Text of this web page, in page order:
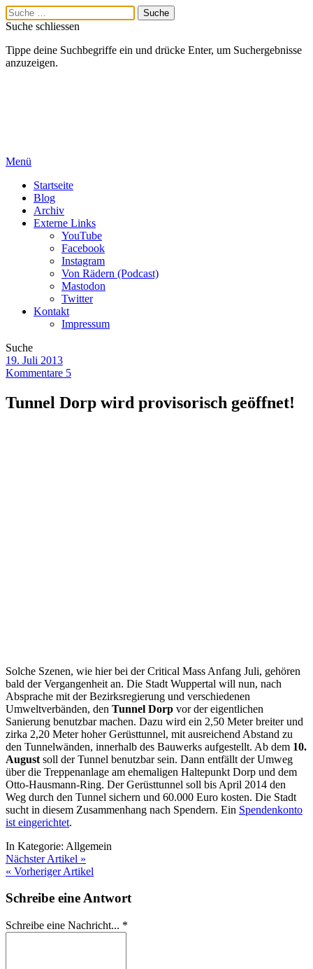
Suche schliessen
Tippe deine Suchbegriffe ein und drücke Enter, um Suchergebnisse
anzuzeigen.
Menü
Startseite
Blog
Archiv
Externe Links
YouTube
Facebook
Instagram
Von Rädern (Podcast)
Mastodon
Twitter
Kontakt
Impressum
Suche
19. Juli 2013
Kommentare 5
Tunnel Dorp wird provisorisch geöffnet!
Solche Szenen, wie hier bei der Critical Mass Anfang Juli, gehören
bald der Vergangenheit an. Die Stadt Wuppertal will nun, nach
Absprache mit der Bezirksregierung und verschiedenen
Umweltverbänden, den Tunnel Dorp vor der eigentlichen
Sanierung benutzbar machen. Dazu wird ein 2,50 Meter breiter und
zirka 2,20 Meter hoher Gerüsttunnel, mit ausreichend Abstand zu
den Tunnelwänden, innerhalb des Bauwerks aufgestellt. Ab dem 10.
August soll der Tunnel benutzbar sein. Dann entfällt der Umweg
über die Treppenanlage am ehemaligen Haltepunkt Dorp und dem
Otto-Hausmann-Ring. Der Gerüsttunnel soll bis April 2014 den
Weg durch den Tunnel sichern und 60.000 Euro kosten. Die Stadt
sucht in diesem Zusammenhang nach Spendern. Ein Spendenkonto
ist eingerichtet.
In Kategorie: Allgemein
Nächster Artikel »
« Vorheriger Artikel
Schreibe eine Antwort
Schreibe eine Nachricht... *